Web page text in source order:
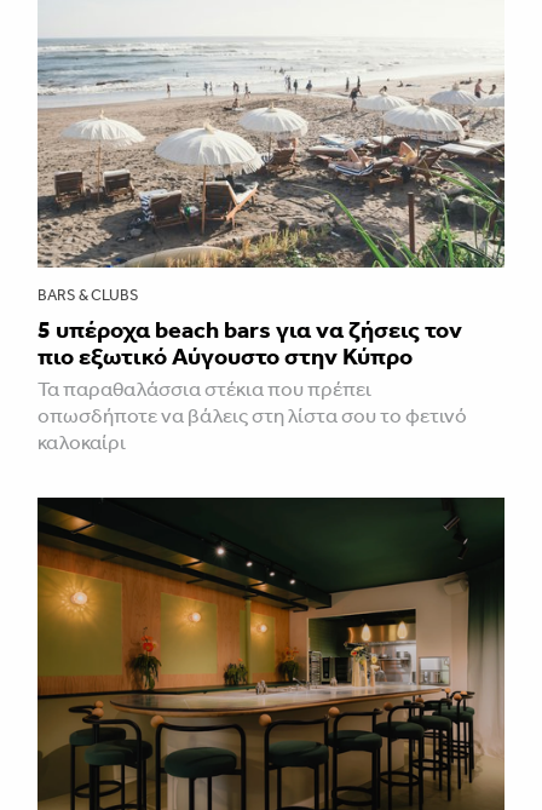
BARS & CLUBS
5 υπέροχα beach bars για να ζήσεις τον
πιο εξωτικό Αύγουστο στην Κύπρο
Τα παραθαλάσσια στέκια που πρέπει
οπωσδήποτε να βάλεις στη λίστα σου το φετινό
καλοκαίρι